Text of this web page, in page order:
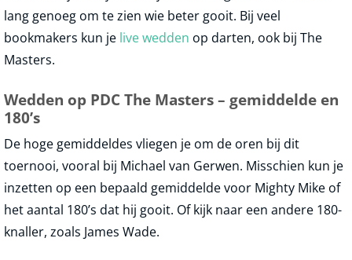
lang genoeg om te zien wie beter gooit. Bij veel
bookmakers kun je live wedden op darten, ook bij The
Masters.
Wedden op PDC The Masters – gemiddelde en
180’s
De hoge gemiddeldes vliegen je om de oren bij dit
toernooi, vooral bij Michael van Gerwen. Misschien kun je
inzetten op een bepaald gemiddelde voor Mighty Mike of
het aantal 180’s dat hij gooit. Of kijk naar een andere 180-
knaller, zoals James Wade.